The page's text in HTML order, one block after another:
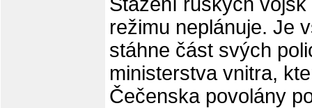
režimu neplánuje. Je
stáhne část svých
ministerstva vnitra,
Čečenska povolány